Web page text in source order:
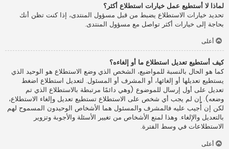
لماذا لا أستطيع عمل خيارات استطلاع أكثر؟
تحديد خيارات الاستطلاع يضبط من قبل مسؤول المنتدى، إذا كنت تظن أنك
بحاجة إلى خيارات أكثر تواصل مع مسؤول المنتدى.
أعلى
كيف أستطيع تعديل استطلاع ما أو إلغاءه؟
كما هو الحال بالنسبة للمواضيع، الشخص الذي وضع الاستطلاع هو الوحيد الذي
يستطيع تعديلها أو إلغائها، أو المشرف أو المسئول. لتعديل استطلاع اضغط
تعديل على أول إرسال للموضوع (وهي دائمًا مرتبطة بالاستطلاع الذي تم
وضعه). إن لم يجب أي شخص على الاستطلاع تستطيع تعديل وإلغاء الاستطلاع،
لكن إن أُجيب عليه فالمشرف والمسئول هما الأشخاص الوحيدون المسموح لهم
بالتعديل والإلغاء. وهذا لمنع الأشخاص من تغيير الأسئلة والأجوبة وتزوير
الاستطلاعات في وسط الفترة.
أعلى